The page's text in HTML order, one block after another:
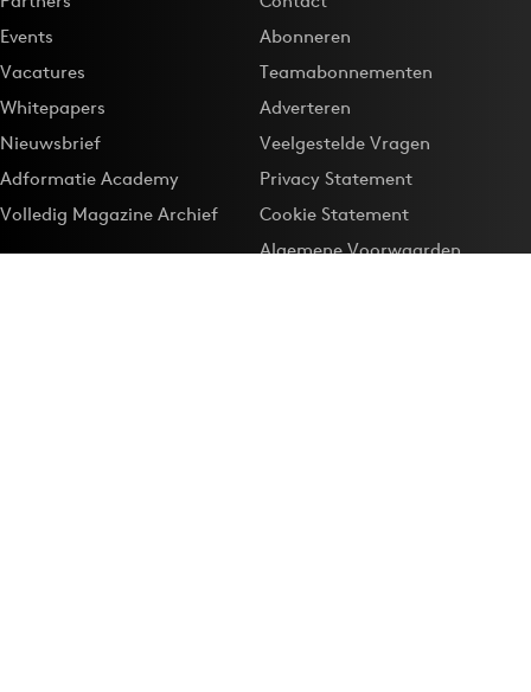
Events
Vacatures
Whitepapers
Nieuwsbrief
Adformatie Academy
Volledig Magazine Archief
Abonneren
Teamabonnementen
Adverteren
Veelgestelde Vragen
Privacy Statement
Cookie Statement
Algemene Voorwaarden